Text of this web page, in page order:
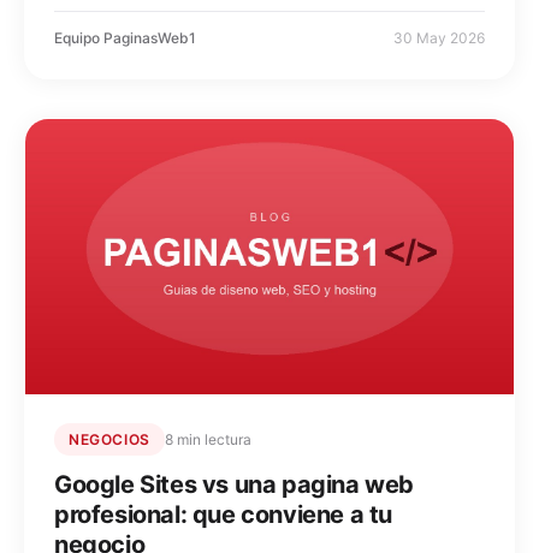
Equipo PaginasWeb1 30 May 2026
NEGOCIOS 8 min lectura
Google Sites vs una pagina web
profesional: que conviene a tu
negocio